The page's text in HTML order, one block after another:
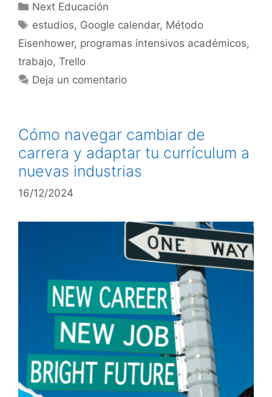
Next Educación
estudios, Google calendar, Método
Eisenhower, programas intensivos académicos,
trabajo, Trello
Deja un comentario
Cómo navegar cambiar de
carrera y adaptar tu currículum a
nuevas industrias
16/12/2024